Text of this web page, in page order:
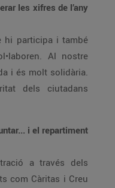
les xifres de l’any
hi participa i també
Al nostre
i és molt solidària.
dels ciutadans
i el repartiment
a través dels
com Càritas i Creu